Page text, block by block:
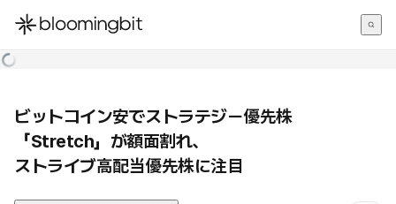
한국어
ビットコイン安でストラテジー優先株
「Stretch」が額面割れ、
ストライブ高配当優先株に注目